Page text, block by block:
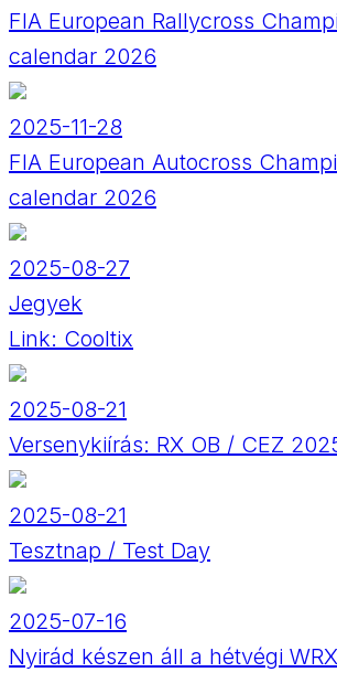
FIA European Rallycross
calendar 2026
2025-11-28
FIA European Autocross
calendar 2026
2025-08-27
Jegyek
Link: Cooltix
2025-08-21
Versenykiírás: RX OB / CEZ
2025-08-21
Tesztnap / Test Day
2025-07-16
Nyirád készen áll a hétvégi